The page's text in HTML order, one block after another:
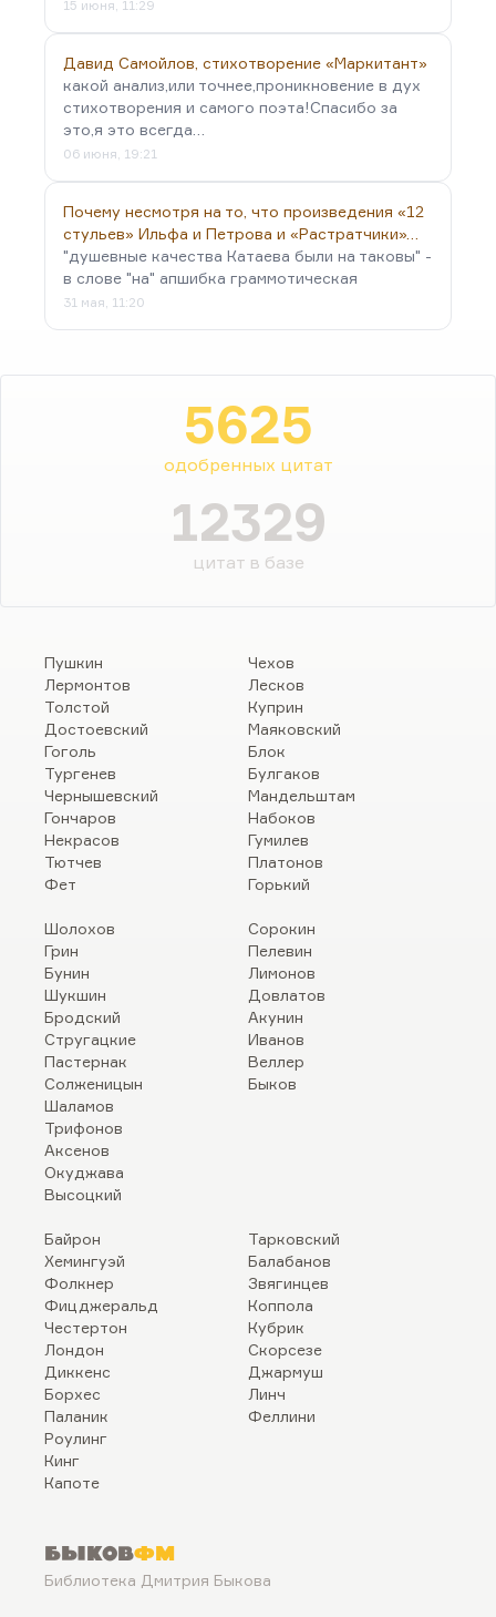
15 июня, 11:29
Давид Самойлов, стихотворение «Маркитант»
какой анализ,или точнее,проникновение в дух
стихотворения и самого поэта!Спасибо за
это,я это всегда…
06 июня, 19:21
Почему несмотря на то, что произведения «12
стульев» Ильфа и Петрова и «Растратчики»…
"душевные качества Катаева были на таковы" -
в слове "на" апшибка граммотическая
31 мая, 11:20
5625
одобренных цитат
12329
цитат в базе
Пушкин
Лермонтов
Толстой
Достоевский
Гоголь
Тургенев
Чернышевский
Гончаров
Некрасов
Тютчев
Фет
Чехов
Лесков
Куприн
Маяковский
Блок
Булгаков
Мандельштам
Набоков
Гумилев
Платонов
Горький
Шолохов
Грин
Бунин
Шукшин
Бродский
Стругацкие
Пастернак
Солженицын
Шаламов
Трифонов
Аксенов
Окуджава
Высоцкий
Сорокин
Пелевин
Лимонов
Довлатов
Акунин
Иванов
Веллер
Быков
Байрон
Хемингуэй
Фолкнер
Фицджеральд
Честертон
Лондон
Диккенс
Борхес
Паланик
Роулинг
Кинг
Капоте
Тарковский
Балабанов
Звягинцев
Коппола
Кубрик
Скорсезе
Джармуш
Линч
Феллини
БыковФМ
Библиотека Дмитрия Быкова